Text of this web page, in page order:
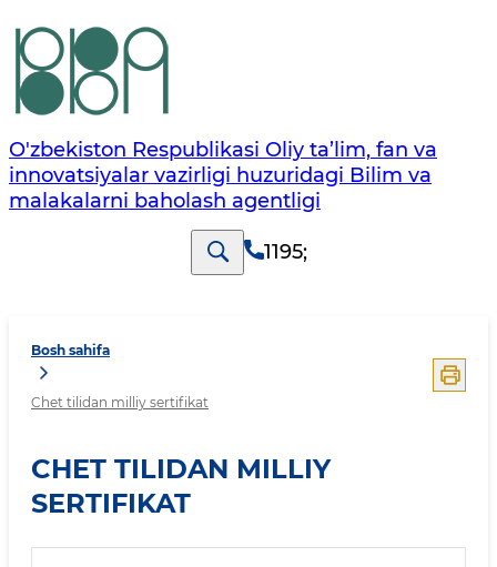
O'zbekiston Respublikasi Oliy ta’lim, fan va
innovatsiyalar vazirligi huzuridagi Bilim va
malakalarni baholash agentligi
1195;
Bosh sahifa
Chet tilidan milliy sertifikat
CHET TILIDAN MILLIY
SERTIFIKAT